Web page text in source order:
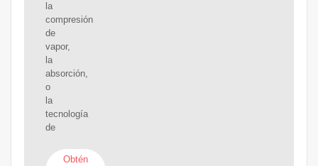
la
compresión
de
vapor,
la
absorción,
o
la
tecnología
de
Obtén